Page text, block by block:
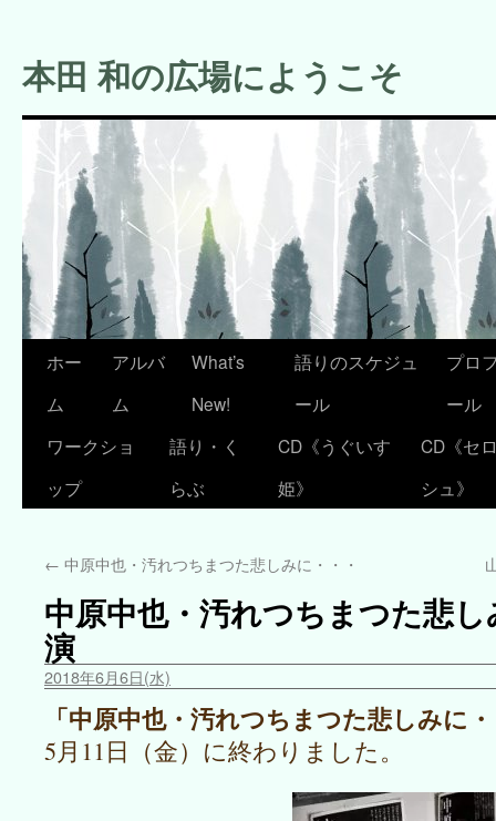
テ
ン
本田 和の広場にようこそ
ホー
ム
アルバ
ム
What’s
New!
語りのスケジュ
ール
プロ
ール
ワークショ
ップ
語り・く
らぶ
CD《うぐいす
姫》
CD《セ
シュ》
← 中原中也・汚れつちまつた悲しみに・・・
中原中也・汚れつちまつた悲
演
2018年6月6日(水)
「中原中也・汚れつちまつた悲しみに
5月11日（金）に終わりました。